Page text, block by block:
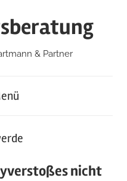
& Partner
nicht